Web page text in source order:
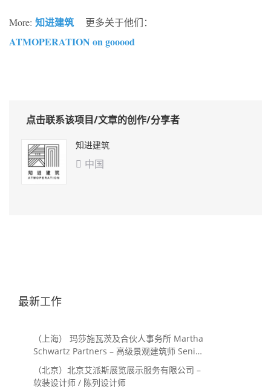
More: 知进建筑 更多关于他们：
ATMOPERATION on gooood
点击联系该项目/文章的创作/分享者
知进建筑
 中国
最新工作
（上海） 玛莎施瓦茨及合伙人事务所 Martha
Schwartz Partners – 高级景观建筑师 Senior
Landscape Designer / 景观建筑师
Landscape Designer
（北京）北京艾派斯展览展示服务有限公司 –
软装设计师 / 陈列设计师